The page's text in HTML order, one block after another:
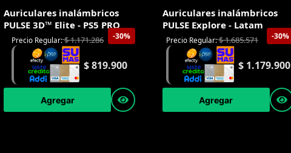
Auriculares inalámbricos
PULSE 3D™ Elite - PS5 PRO
-30%
Precio Regular:$1.171.286
$819.900
Agregar
Auriculares inalámbricos
PULSE Explore - Latam
-30%
Precio Regular:$1.685.571
$1.179.900
Agregar